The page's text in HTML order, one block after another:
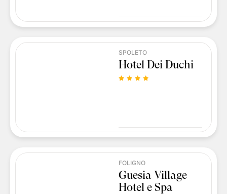
SPOLETO
Hotel Dei Duchi
FOLIGNO
Guesia Village
Hotel e Spa